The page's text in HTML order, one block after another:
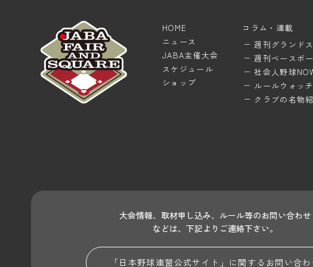
HOME
ニュース
JABA主催大会
スケジュール
ショップ
コラム・連載
週刊グランド
週刊ベースボ
社会人野球
ルールウォッ
クラブの名物
大会情報、取材申し込み、ルール等のお問い合わせ
などは、下記よりご連絡下さい。
「日本野球連盟公式サイト」に関する お問い合わ